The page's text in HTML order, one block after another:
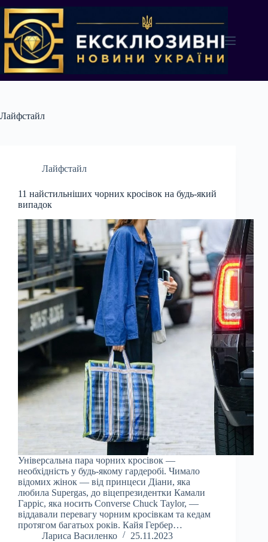
до
вмісту
Лайфстайл
Лайфстайл
11 найстильніших чорних кросівок на будь-який
випадок
Універсальна пара чорних кросівок —
необхідність у будь-якому гардеробі. Чимало
відомих жінок — від принцеси Діани, яка
любила Supergas, до віцепрезидентки Камали
Гарріс, яка носить Converse Chuck Taylor, —
віддавали перевагу чорним кросівкам та кедам
протягом багатьох років. Кайя Гербер…
Лариса Василенко
25.11.2023